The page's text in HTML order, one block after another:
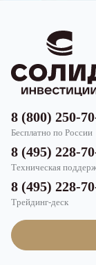
8 (800) 250-
Бесплатно по России
8 (495) 228-
Техническая
8 (495) 228-
Трейдинг-деск